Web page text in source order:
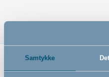
Samtykke